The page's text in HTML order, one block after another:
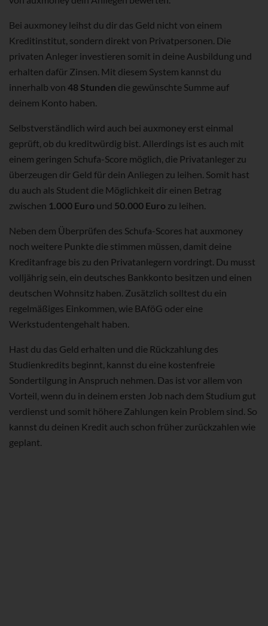
Bei auxmoney leihst du dir das Geld nicht von einem
Kreditinstitut, sondern direkt von Privatpersonen. Die
privaten Anleger investieren somit in deine Ausbildung und
erhalten dafür Zinsen. Mit diesem System kannst du
innerhalb von 48 Stunden die gewünschte Summe auf
deinem Konto haben.
Selbstverständlich wird auch bei auxmoney erst einmal
geprüft, ob du kreditwürdig bist. Allerdings ist es auch mit
einem geringen Schufa-Score möglich, die Privatanleger zu
überzeugen dir Geld für dein Anliegen zu leihen. Somit hast
du auch als Student die Möglichkeit dir einen Betrag
zwischen 1.000 Euro und 50.000 Euro zu leihen.
Neben dem Überprüfen des Schufa-Scores hat auxmoney
noch weitere Punkte die stimmen müssen, damit deine
Kreditanfrage bis zu den Privatanlegern vordringt. Du musst
volljährig sein, ein deutsches Bankkonto besitzen und einen
deutschen Wohnsitz haben. Zusätzlich solltest du ein
regelmäßiges Einkommen, wie BAföG oder eine
Werkstudentengehalt haben.
Hast du das Geld erhalten und die Rückzahlung des
Studienkredits beginnt, kannst du eine kostenfreie
Sondertilgung in Anspruch nehmen. Das ist vor allem von
Vorteil, wenn du in deinem ersten Job nach dem Studium gut
verdienst und somit höhere Zahlungen kein Problem sind. So
kannst du deinen Kredit auch schon früher zurückzahlen wie
geplant.